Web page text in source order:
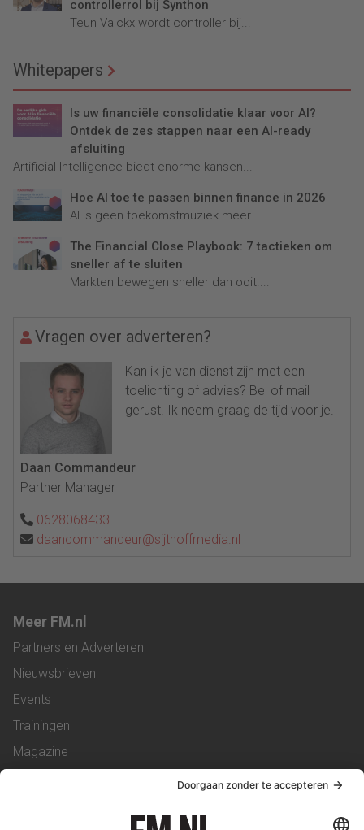
controllerrol bij Synthon
Teun Valckx wordt controller bij...
Whitepapers
Is uw financiële consolidatie klaar voor AI?
Ontdek de zes stappen naar een AI-ready
afsluiting
Artificial Intelligence biedt enorme kansen...
Hoe AI toe te passen binnen finance in 2026
AI is geen toekomstmuziek meer...
The Financial Close Playbook: 7 tactieken om
sneller af te sluiten
Markten bewegen sneller dan ooit....
Vragen over adverteren?
Kan ik je van dienst zijn met een
toelichting of advies? Bel of mail
gerust. Ik neem graag de tijd voor je.
Daan Commandeur
Partner Manager
0628068433
daancommandeur@sijthoffmedia.nl
Meer FM.nl
Partners en Adverteren
Nieuwsbrieven
Events
Trainingen
Magazine
Service & Contact